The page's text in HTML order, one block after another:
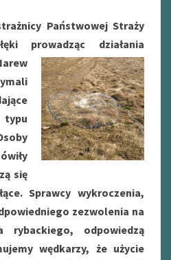
Państwowej Straży
prowadząc działania
typu
się
Sprawcy wykroczenia,
zezwolenia na
rybackiego, odpowiedzą
wędkarzy, że użycie